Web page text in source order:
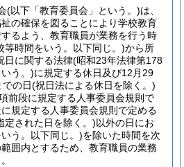
(以下「教育委員会」という。)は、
の確保を図ることにより学校教育
るよう、教育職員が業務を行う時
等時間をいう。以下同じ。)から所
日に関する法律(昭和23年法律第178
う。)に規定する休日及び12月29
の日(祝日法による休日を除く。)
前段に規定する人事委員会規則で
規定する人事委員会規則で定める
定された日を除く。)以外の日にお
う。以下同じ。)を除いた時間を次
囲内とするため、教育職員の業務